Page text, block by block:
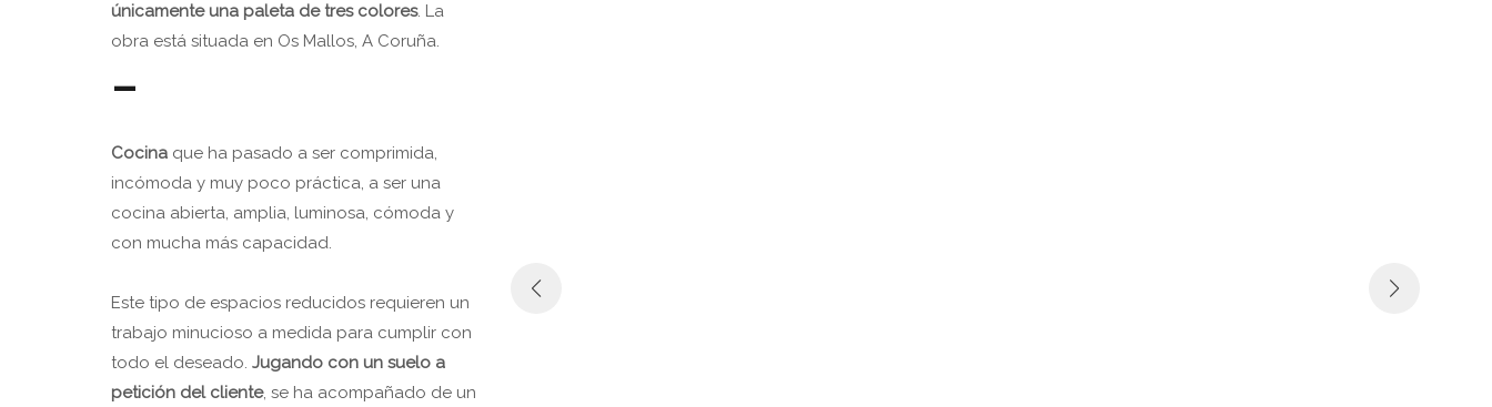
únicamente una paleta de tres colores. La
obra está situada en Os Mallos, A Coruña.
–
Cocina que ha pasado a ser comprimida,
incómoda y muy poco práctica, a ser una
cocina abierta, amplia, luminosa, cómoda y
con mucha más capacidad.
Este tipo de espacios reducidos requieren un
trabajo minucioso a medida para cumplir con
todo el deseado.Jugando con un suelo a
petición del cliente, se ha acompañado de un